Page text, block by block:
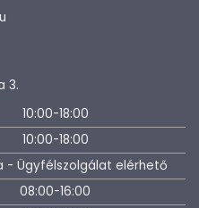
3.
10:00-18:00
10:00-18:00
- Ügyfélszolgálat elérhető
08:00-16:00